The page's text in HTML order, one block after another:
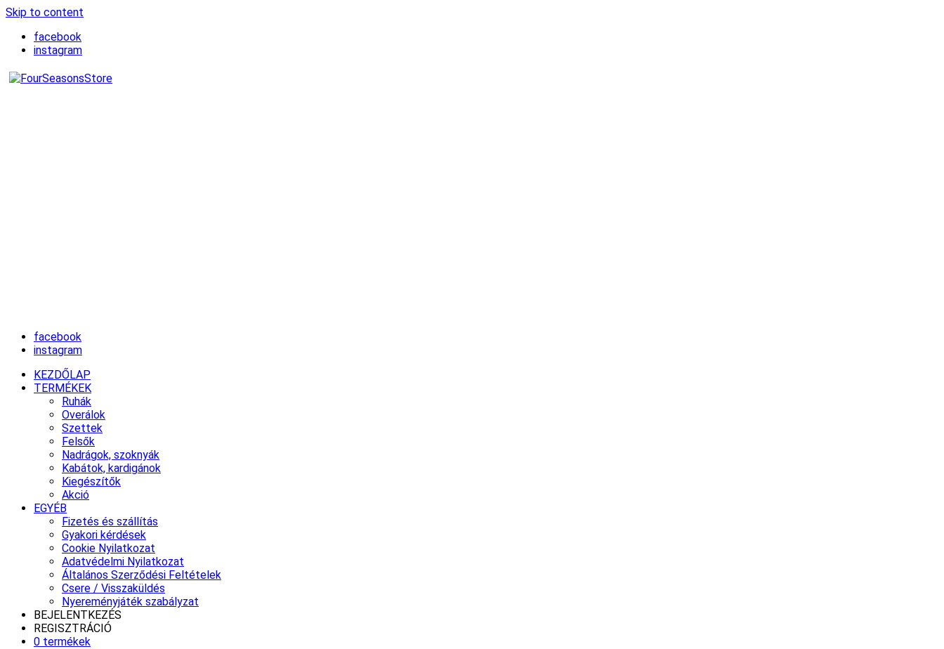
Skip to content
facebook
instagram
facebook
instagram
KEZDŐLAP
TERMÉKEK
Ruhák
Overálok
Szettek
Felsők
Nadrágok, szoknyák
Kabátok, kardigánok
Kiegészítők
Akció
EGYÉB
Fizetés és szállítás
Gyakori kérdések
Cookie Nyilatkozat
Adatvédelmi Nyilatkozat
Általános Szerződési Feltételek
Csere / Visszaküldés
Nyereményjáték szabályzat
BEJELENTKEZÉS
REGISZTRÁCIÓ
0 termékek